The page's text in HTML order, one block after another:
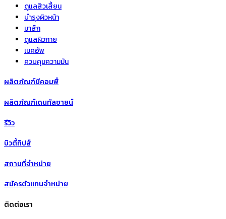
ดูแลสิวเสี้ยน
บำรุงผิวหน้า
มาส์ก
ดูแลผิวกาย
เมคอัพ
ควบคุมความมัน
ผลิตภัณฑ์บีคอมฟี่
ผลิตภัณฑ์เดนทัลซายน์
รีวิว
บิวตี้ทิปส์
สถานที่จำหน่าย
สมัครตัวแทนจำหน่าย
ติดต่อเรา